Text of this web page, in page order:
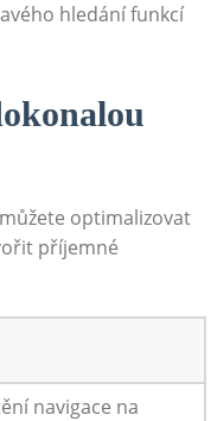
hledání funkcí
optimalizovat
příjemné
navigace na